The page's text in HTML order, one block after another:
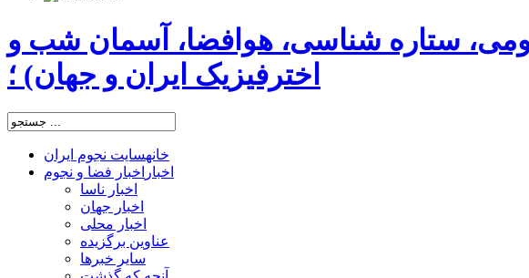
ستاره شناسی، هوافضا، آسمان شب و
اخترفیزیک ایران و جهان) ؛
خانهسایت نجوم ایران
اخبار اخبار فضا و نجوم
اخبار ناسا
اخبار جهان
اخبار محلی
عناوین برگزیده
سایر خبرها